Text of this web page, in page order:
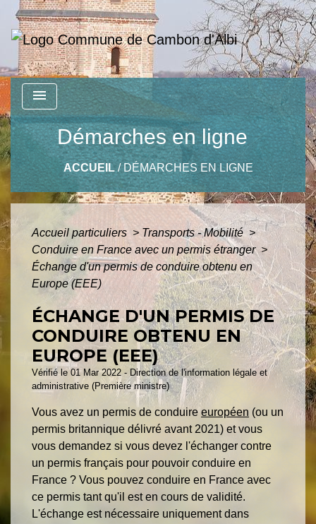
menu
Démarches en ligne
ACCUEIL/DÉMARCHES EN LIGNE
Accueil particuliers > Transports - Mobilité >
Conduire en France avec un permis étranger>
Échange d'un permis de conduire obtenu en
Europe (EEE)
ÉCHANGE D'UN PERMIS DE
CONDUIRE OBTENU EN
EUROPE (EEE)
Vérifié le 01 Mar 2022 - Direction de l'information légale et
administrative (Première ministre)
Vous avez un permis de conduire européen (ou un
permis britannique délivré avant 2021) et vous
vous demandez si vous devez l'échanger contre
un permis français pour pouvoir conduire en
France ? Vous pouvez conduire en France avec
ce permis tant qu'il est en cours de validité.
L'échange est nécessaire uniquement dans